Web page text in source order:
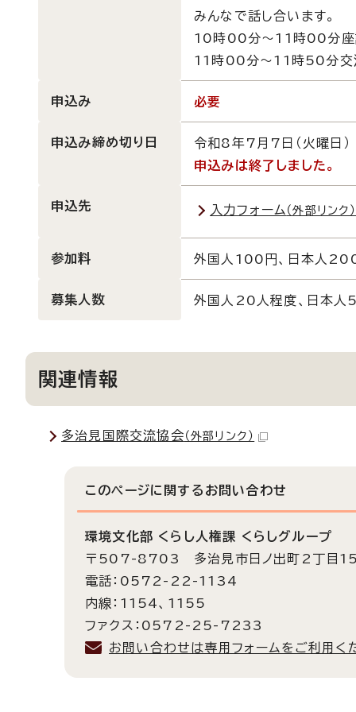
みんなで話し合います。
10時00分～11時00分座
11時00分～11時50分交
申込み 必要
申込み締め切り日
令和8年7月7日（火曜日）
申込みは終了しました。
申込先 入力フォーム （外部リンク）
参加料 外国人100円、日本人
募集人数 外国人20人程度、日本人
関連情報
多治見国際交流協会 （外部リンク）
このページに関する お問い合わせ
環境文化部 くらし人権課 くらしグループ
〒507-8703 多治見市日ノ出町2丁目
電話：0572-22-1134
内線：1154、1155
ファクス：0572-25-7233
お問い合わせは専用フォームをご利用く